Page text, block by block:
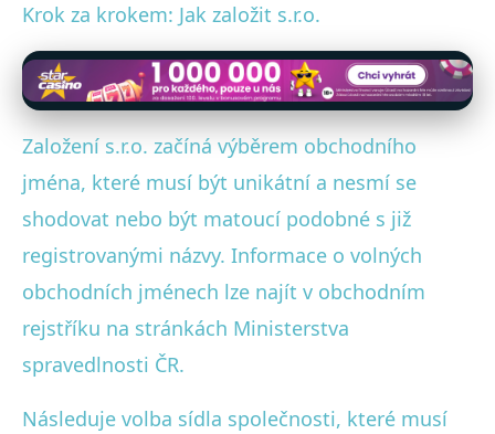
Krok za krokem: Jak založit s.r.o.
Založení s.r.o. začíná výběrem obchodního
jména, které musí být unikátní a nesmí se
shodovat nebo být matoucí podobné s již
registrovanými názvy. Informace o volných
obchodních jménech lze najít v obchodním
rejstříku na stránkách Ministerstva
spravedlnosti ČR.
Následuje volba sídla společnosti, které musí